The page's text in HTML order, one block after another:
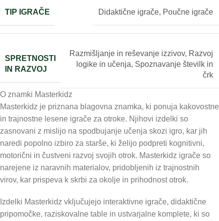
TIP IGRAČE Didaktične igrače, Poučne igrače
SPRETNOSTI
IN RAZVOJ
Razmišljanje in reševanje izzivov, Razvoj
logike in učenja, Spoznavanje številk in
črk
O znamki Masterkidz
Masterkidz je priznana blagovna znamka, ki ponuja kakovostne
in trajnostne lesene igrače za otroke. Njihovi izdelki so
zasnovani z mislijo na spodbujanje učenja skozi igro, kar jih
naredi popolno izbiro za starše, ki želijo podpreti kognitivni,
motorični in čustveni razvoj svojih otrok. Masterkidz igrače so
narejene iz naravnih materialov, pridobljenih iz trajnostnih
virov, kar prispeva k skrbi za okolje in prihodnost otrok.
Izdelki Masterkidz vključujejo interaktivne igrače, didaktične
pripomočke, raziskovalne table in ustvarjalne komplete, ki so